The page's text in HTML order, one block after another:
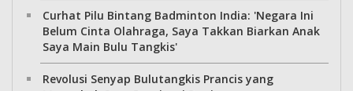
Curhat Pilu Bintang Badminton India: 'Negara Ini
Belum Cinta Olahraga, Saya Takkan Biarkan Anak
Saya Main Bulu Tangkis'
Revolusi Senyap Bulutangkis Prancis yang